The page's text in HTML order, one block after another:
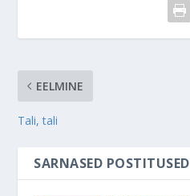
EELMINE
Tali, tali
SARNASED POSTITUSED